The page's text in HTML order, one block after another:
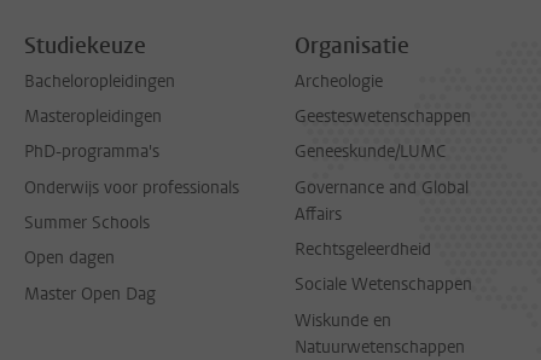
Studiekeuze
Bacheloropleidingen
Masteropleidingen
PhD-programma's
Onderwijs voor professionals
Summer Schools
Open dagen
Master Open Dag
Organisatie
Archeologie
Geesteswetenschappen
Geneeskunde/LUMC
Governance and Global
Affairs
Rechtsgeleerdheid
Sociale Wetenschappen
Wiskunde en
Natuurwetenschappen